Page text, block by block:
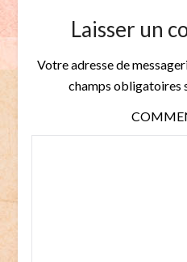
Laisser un
Votre adresse de
champs obligatoires